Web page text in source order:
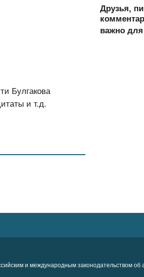
Булгакова
и т.д.
Друзья,
важно
и международным законодательством об